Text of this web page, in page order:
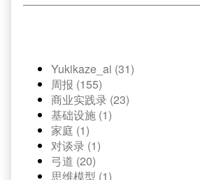
Yukikaze_ai (31)
周报 (155)
商业实践录 (23)
基础设施 (1)
家庭 (1)
对谈录 (1)
弓道 (20)
思维模型 (1)